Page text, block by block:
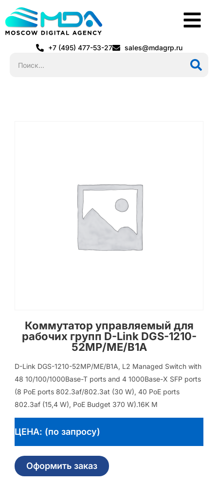
+7 (495) 477-53-27 sales@mdagrp.ru
Коммутатор управляемый для
рабочих групп D-Link DGS-1210-
52MP/ME/B1A
D-Link DGS-1210-52MP/ME/B1A, L2 Managed Switch with
48 10/100/1000Base-T ports and 4 1000Base-X SFP ports
(8 PoE ports 802.3af/802.3at (30 W), 40 PoE ports
802.3af (15,4 W), PoE Budget 370 W).16K M
ЦЕНА: (по запросу)
Оформить заказ